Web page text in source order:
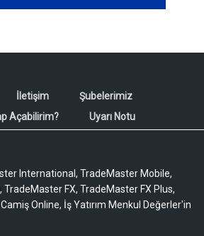
İletişim
Şubelerimiz
Açabilirim?
Uyarı Notu
International, TradeMaster Mobile,
TradeMaster FX, TradeMaster FX Plus,
Online, İş Yatırım Menkul Değerler'in